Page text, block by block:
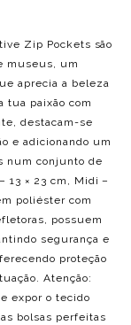
Zip Pockets são
museus, um
aprecia a beleza
tua paixão com
destacam-se
e adicionando um
num conjunto de
13 × 23 cm, Midi –
poliéster com
possuem
segurança e
proteção
Atenção:
expor o tecido
bolsas perfeitas